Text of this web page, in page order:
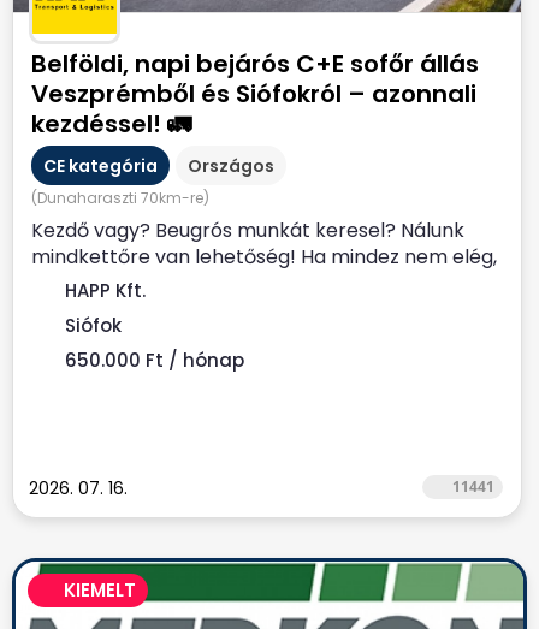
Belföldi, napi bejárós C+E sofőr állás
Veszprémből és Siófokról – azonnali
kezdéssel! 🚛
CE kategória Országos
(Dunaharaszti 70km-re)
Kezdő vagy? Beugrós munkát keresel? Nálunk
mindkettőre van lehetőség! Ha mindez nem elég,
akkor honoráljuk...
HAPP Kft.
Siófok
650.000 Ft / hónap
2026. 07. 16. 11441
KIEMELT